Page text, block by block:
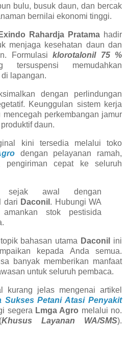
bulu, busuk daun, dan bercak
bernilai ekonomi tinggi.
Rahardja Pratama hadir
menjaga kesehatan daun dan
Formulasi klorotalonil 75 %
memudahkan
lapangan.
dengan perlindungan
Keunggulan sistem kerja
mencegah perkembangan jamur
daun.
kini tersedia melalui toko
dengan pelayanan ramah,
pengiriman cepat ke seluruh
sejak awal dengan
dari Daconil . Hubungi WA
stok pestisida
bahasan utama Daconil ini
kepada Anda semua.
banyak memberikan manfaat
untuk seluruh pembaca.
jelas mengenai artikel
Sukses Petani Atasi Penyakit
segera Lmga Agro melalui no.
Khusus Layanan WA/SMS).